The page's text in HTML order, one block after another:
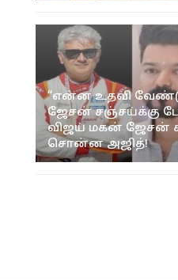
“என்ன உதவி
ஜேசன் சஞ்சய்க்கு
விஜய் மகன் ஜேசன்
சொன்ன அஜித்!